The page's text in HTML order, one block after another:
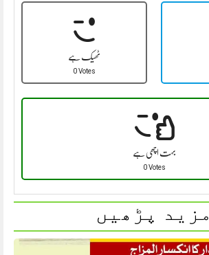
ٹھیک ہے
0 Votes
بہت اچھی ہے
0 Votes
مزید پڑھیں